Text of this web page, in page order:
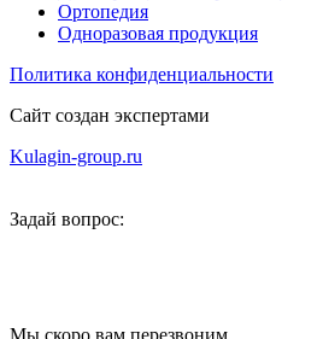
Ортопедия
Одноразовая продукция
Политика конфиденциальности
Сайт создан экспертами
Kulagin-group.ru
Задай вопрос:
Мы скоро вам перезвоним